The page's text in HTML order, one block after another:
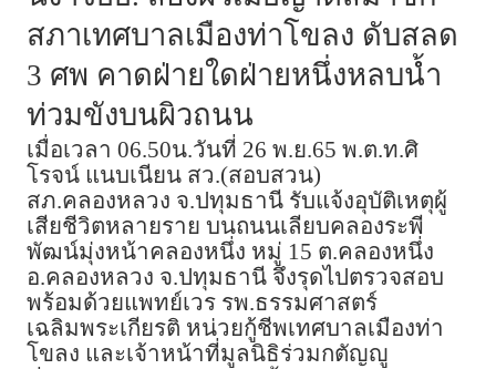
สภาเทศบาลเมืองท่าโขลง ดับสลด
3 ศพ คาดฝ่ายใดฝ่ายหนึ่งหลบน้ำ
ท่วมขังบนผิวถนน
เมื่อเวลา 06.50น.วันที่ 26 พ.ย.65 พ.ต.ท.ศิ
โรจน์ แนบเนียน สว.(สอบสวน)
สภ.คลองหลวง จ.ปทุมธานี รับแจ้งอุบัติเหตุผู้
เสียชีวิตหลายราย บนถนนเลียบคลองระพี
พัฒน์มุ่งหน้าคลองหนึ่ง หมู่ 15 ต.คลองหนึ่ง
อ.คลองหลวง จ.ปทุมธานี จึงรุดไปตรวจสอบ
พร้อมด้วยแพทย์เวร รพ.ธรรมศาสตร์
เฉลิมพระเกียรติ หน่วยกู้ชีพเทศบาลเมืองท่า
โขลง และเจ้าหน้าที่มูลนิธิร่วมกตัญญู